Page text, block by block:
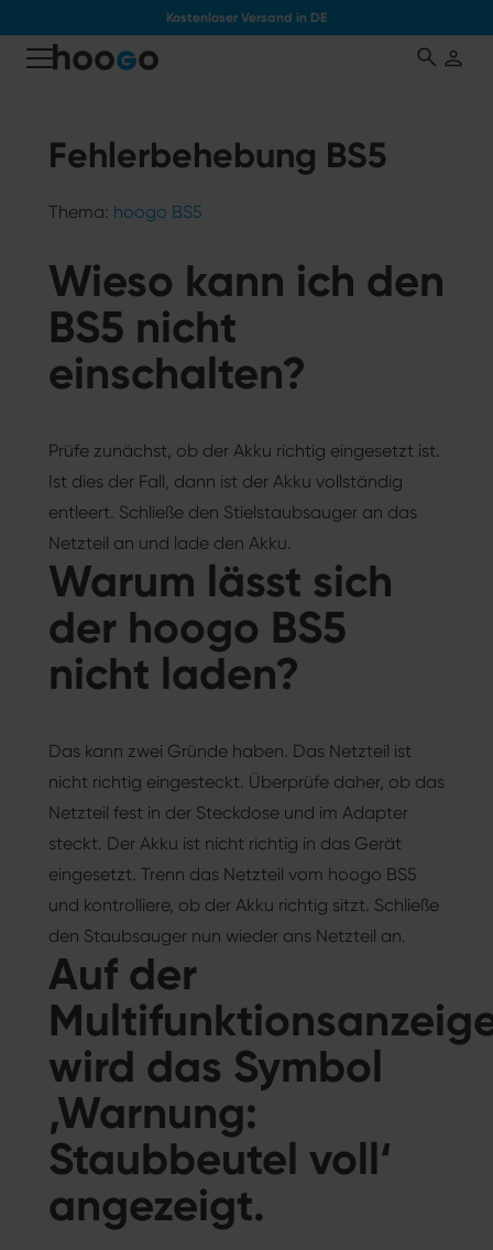
Kostenloser Versand in DE
Fehlerbehebung BS5
Thema: hoogo BS5
Wieso kann ich den
BS5 nicht
einschalten?
Prüfe zunächst, ob der Akku richtig eingesetzt ist.
Ist dies der Fall, dann ist der Akku vollständig
entleert. Schließe den Stielstaubsauger an das
Netzteil an und lade den Akku.
Warum lässt sich
der hoogo BS5
nicht laden?
Das kann zwei Gründe haben. Das Netzteil ist
nicht richtig eingesteckt. Überprüfe daher, ob das
Netzteil fest in der Steckdose und im Adapter
steckt. Der Akku ist nicht richtig in das Gerät
eingesetzt. Trenn das Netzteil vom hoogo BS5
und kontrolliere, ob der Akku richtig sitzt. Schließe
den Staubsauger nun wieder ans Netzteil an.
Auf der
wird das Symbol
‚Warnung:
Staubbeutel voll‘
angezeigt.